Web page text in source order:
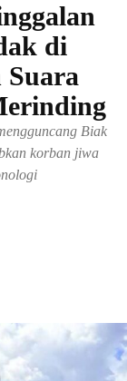
di
Suara
Biak
korban jiwa